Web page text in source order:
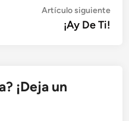
Artículo siguiente
¡Ay De Ti!
¡Deja un